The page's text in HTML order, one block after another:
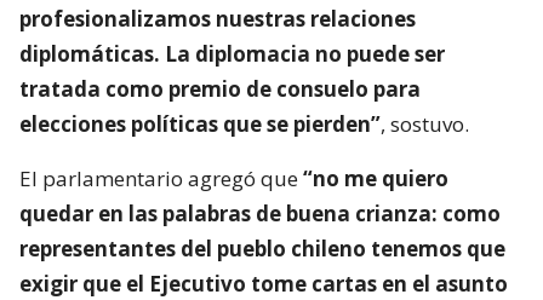
profesionalizamos nuestras relaciones
diplomáticas. La diplomacia no puede ser
tratada como premio de consuelo para
elecciones políticas que se pierden”, sostuvo.
El parlamentario agregó que“no me quiero
quedar en las palabras de buena crianza: como
representantes del pueblo chileno tenemos que
exigir que el Ejecutivo tome cartas en el asunto